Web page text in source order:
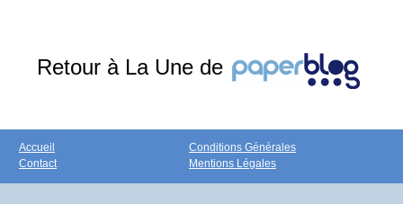
Retour à La Une de
Accueil
Contact
Conditions Générales
Mentions Légales